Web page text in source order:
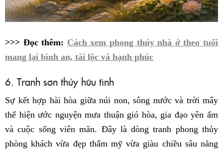
>>> Đọc thêm: Cách xem phong thủy nhà ở theo tuổi
mang lại bình an, tài lộc và hạnh phúc
6. Tranh sơn thủy hữu tình
Sự kết hợp hài hòa giữa núi non, sông nước và trời mây
thể hiện ước nguyện mưa thuận gió hòa, gia đạo yên ấm
và cuộc sống viên mãn. Đây là dòng tranh phong thủy
phòng khách vừa đẹp thẩm mỹ vừa giàu chiều sâu năng